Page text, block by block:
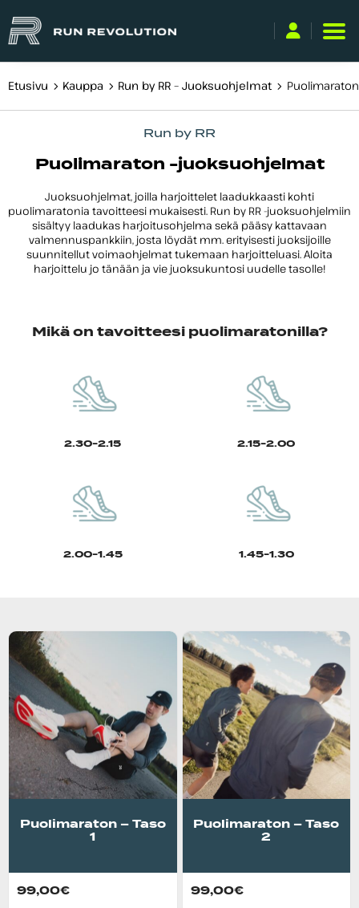
Salasana
Kirjaudu sisään
Unohditko salasanasi?
Etusivu Kauppa Run by RR – Juoksuohjelmat Puolimaraton
Run by RR
Puolimaraton -juoksuohjelmat
Juoksuohjelmat, joilla harjoittelet laadukkaasti kohti
puolimaratonia tavoitteesi mukaisesti. Run by RR -juoksuohjelmiin
sisältyy laadukas harjoitusohjelma sekä pääsy kattavaan
valmennuspankkiin, josta löydät mm. erityisesti juoksijoille
suunnitellut voimaohjelmat tukemaan harjoitteluasi. Aloita
harjoittelu jo tänään ja vie juoksukuntosi uudelle tasolle!
Mikä on tavoitteesi puolimaratonilla?
2.30-2.15 2.15-2.00
2.00-1.45 1.45-1.30
Puolimaraton – Taso
1
99,00€
Puolimaraton – Taso
2
99,00€